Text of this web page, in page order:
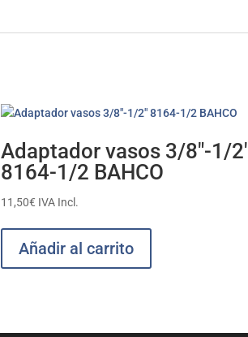
Adaptador vasos 3/8″-1/
8164-1/2 BAHCO
11,50€ IVA Incl.
Añadir al carrito